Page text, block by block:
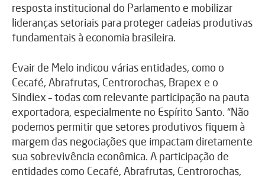
resposta institucional do Parlamento e mobilizar
lideranças setoriais para proteger cadeias produtivas
fundamentais à economia brasileira.
Evair de Melo indicou várias entidades, como o
Cecafé, Abrafrutas, Centrorochas, Brapex e o
Sindiex – todas com relevante participação na pauta
exportadora, especialmente no Espírito Santo. “Não
podemos permitir que setores produtivos fiquem à
margem das negociações que impactam diretamente
sua sobrevivência econômica. A participação de
entidades como Cecafé, Abrafrutas, Centrorochas,